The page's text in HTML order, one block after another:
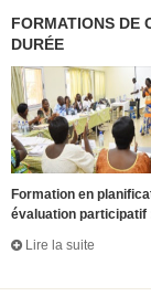
FORMATIONS DE
DURÉE
Formation en
évaluation participatif
Lire la suite